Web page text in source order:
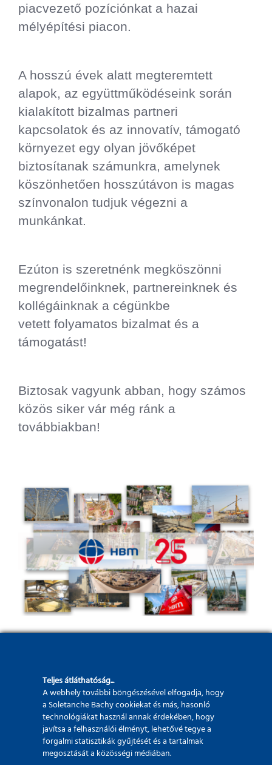
piacvezető pozíciónkat a hazai
mélyépítési piacon.
A hosszú évek alatt megteremtett
alapok, az együttműködéseink során
kialakított bizalmas partneri
kapcsolatok és az innovatív, támogató
környezet egy olyan jövőképet
biztosítanak számunkra, amelynek
köszönhetően hosszútávon is magas
színvonalon tudjuk végezni a
munkánkat.
Ezúton is szeretnénk megköszönni
megrendelőinknek, partnereinknek és
kollégáinknak a cégünkbe
vetett folyamatos bizalmat és a
támogatást!
Biztosak vagyunk abban, hogy számos
közös siker vár még ránk a
továbbiakban!
Híreink
Teljes átláthatóság...
A webhely további böngészésével elfogadja, hogy
a Soletanche Bachy cookiekat és más, hasonló
technológiákat használ annak érdekében, hogy
javítsa a felhasználói élményt, lehetővé tegye a
forgalmi statisztikák gyűjtését és a tartalmak
megosztását a közösségi médiában.